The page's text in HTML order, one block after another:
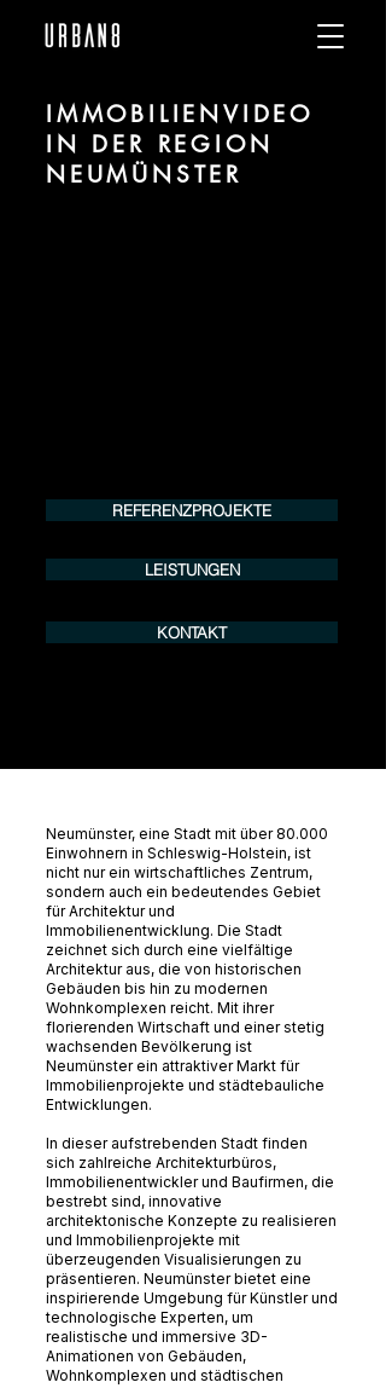
IMMOBILIENVIDEO
IN DER REGION
NEUMÜNSTER
REFERENZPROJEKTE
LEISTUNGEN
KONTAKT
Neumünster, eine Stadt mit über 80.000
Einwohnern in Schleswig-Holstein, ist
nicht nur ein wirtschaftliches Zentrum,
sondern auch ein bedeutendes Gebiet
für Architektur und
Immobilienentwicklung. Die Stadt
zeichnet sich durch eine vielfältige
Architektur aus, die von historischen
Gebäuden bis hin zu modernen
Wohnkomplexen reicht. Mit ihrer
florierenden Wirtschaft und einer stetig
wachsenden Bevölkerung ist
Neumünster ein attraktiver Markt für
Immobilienprojekte und städtebauliche
Entwicklungen.
In dieser aufstrebenden Stadt finden
sich zahlreiche Architekturbüros,
Immobilienentwickler und Baufirmen, die
bestrebt sind, innovative
architektonische Konzepte zu realisieren
und Immobilienprojekte mit
überzeugenden Visualisierungen zu
präsentieren. Neumünster bietet eine
inspirierende Umgebung für Künstler und
technologische Experten, um
realistische und immersive 3D-
Animationen von Gebäuden,
Wohnkomplexen und städtischen